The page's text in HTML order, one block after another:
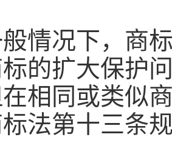
况下，商标
的扩大保护
相同或类似
法第十三条